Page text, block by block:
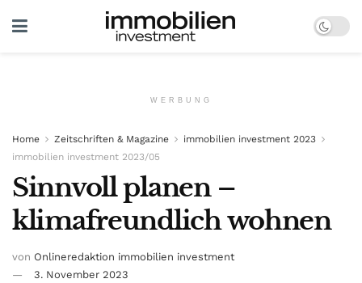
WERBUNG
Home Zeitschriften & Magazine
immobilien investment 2023
immobilien investment 2023/05
Sinnvoll planen –
klimafreundlich wohnen
von Onlineredaktion immobilien investment
3. November 2023